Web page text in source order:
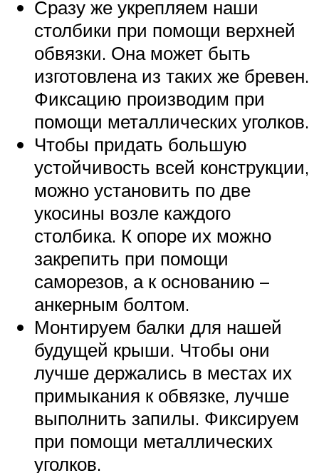
Сразу же укрепляем наши
столбики при помощи верхней
обвязки. Она может быть
изготовлена из таких же бревен.
Фиксацию производим при
помощи металлических уголков.
Чтобы придать большую
устойчивость всей конструкции,
можно установить по две
укосины возле каждого
столбика. К опоре их можно
закрепить при помощи
саморезов, а к основанию –
анкерным болтом.
Монтируем балки для нашей
будущей крыши. Чтобы они
лучше держались в местах их
примыкания к обвязке, лучше
выполнить запилы. Фиксируем
при помощи металлических
уголков.